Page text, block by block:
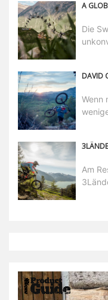
Die
DAVID
Wenn
Am